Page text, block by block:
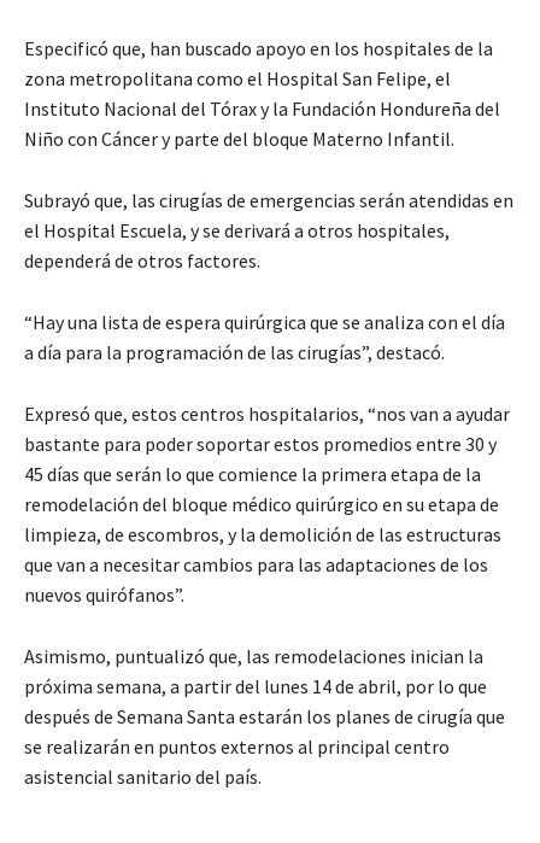
Especificó que, han buscado apoyo en los hospitales de la
zona metropolitana como el Hospital San Felipe, el
Instituto Nacional del Tórax y la Fundación Hondureña del
Niño con Cáncer y parte del bloque Materno Infantil.
Subrayó que, las cirugías de emergencias serán atendidas en
el Hospital Escuela, y se derivará a otros hospitales,
dependerá de otros factores.
“Hay una lista de espera quirúrgica que se analiza con el día
a día para la programación de las cirugías”, destacó.
Expresó que, estos centros hospitalarios, “nos van a ayudar
bastante para poder soportar estos promedios entre 30 y
45 días que serán lo que comience la primera etapa de la
remodelación del bloque médico quirúrgico en su etapa de
limpieza, de escombros, y la demolición de las estructuras
que van a necesitar cambios para las adaptaciones de los
nuevos quirófanos”.
Asimismo, puntualizó que, las remodelaciones inician la
próxima semana, a partir del lunes 14 de abril, por lo que
después de Semana Santa estarán los planes de cirugía que
se realizarán en puntos externos al principal centro
asistencial sanitario del país.